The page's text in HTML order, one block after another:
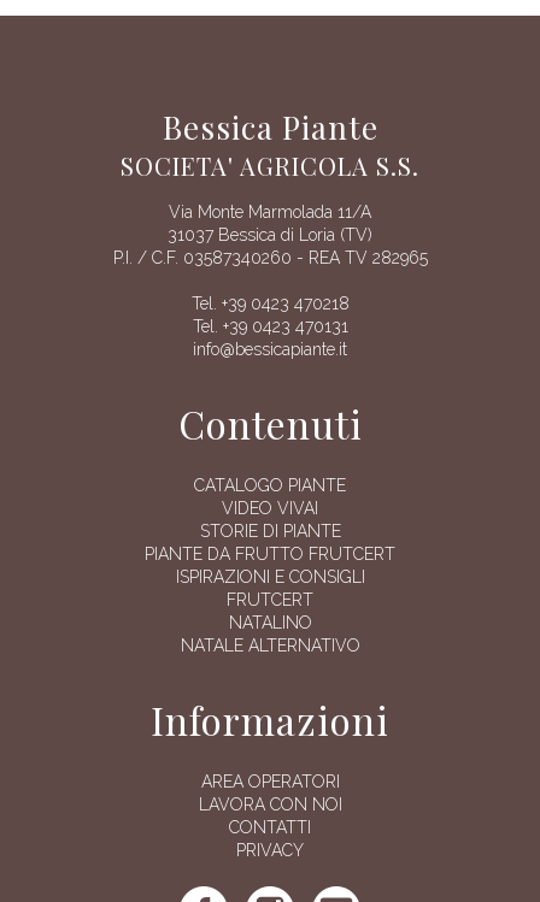
Bessica Piante
SOCIETA' AGRICOLA S.S.
Via Monte Marmolada 11/A
31037 Bessica di Loria (TV)
P.I. / C.F. 03587340260 - REA TV 282965
Tel. +39 0423 470218
Tel. +39 0423 470131
info@bessicapiante.it
Contenuti
CATALOGO PIANTE
VIDEO VIVAI
STORIE DI PIANTE
PIANTE DA FRUTTO FRUTCERT
ISPIRAZIONI E CONSIGLI
FRUTCERT
NATALINO
NATALE ALTERNATIVO
Informazioni
AREA OPERATORI
LAVORA CON NOI
CONTATTI
PRIVACY